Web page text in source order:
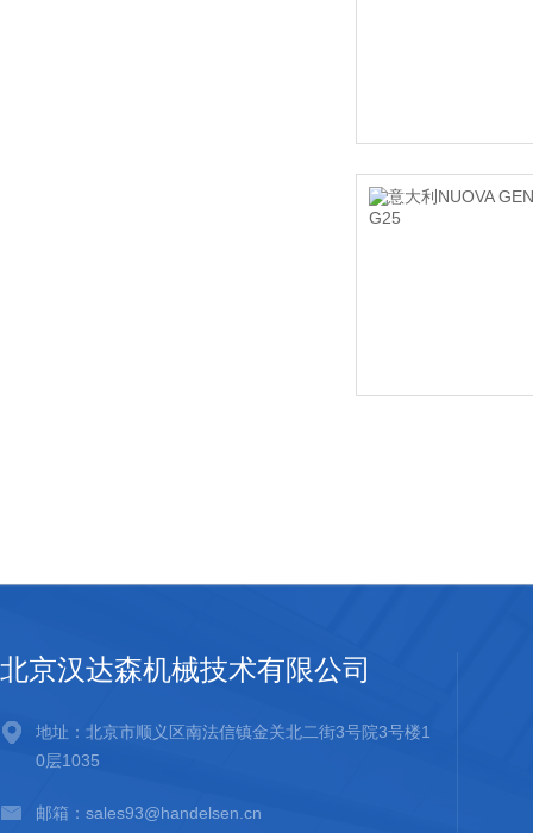
北京汉达森机械技术有限公司
地址：北京市顺义区南法信镇金关北二街3号院3号楼1
0层1035
邮箱：sales93@handelsen.cn